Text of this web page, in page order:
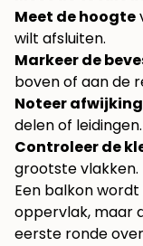
Meet de hoogte
wilt afsluiten.
Markeer de
boven of aan de
Noteer
delen of leidingen.
Controleer de
grootste vlakken.
Een balkon
oppervlak, maar
eerste ronde